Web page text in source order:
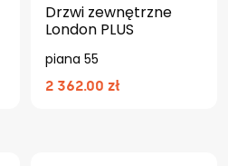
Drzwi zewnętrzne
London PLUS
piana 55
2 362.00 zł